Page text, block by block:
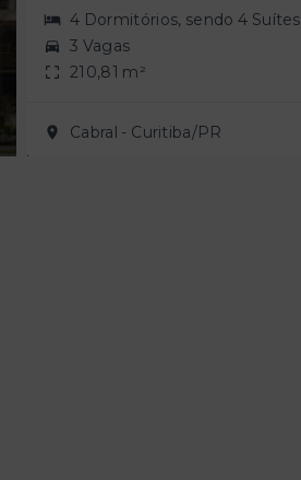
4 Dormitórios, sendo 4 Suítes
3 Vagas
210,81 m²
Cabral - Curitiba/PR